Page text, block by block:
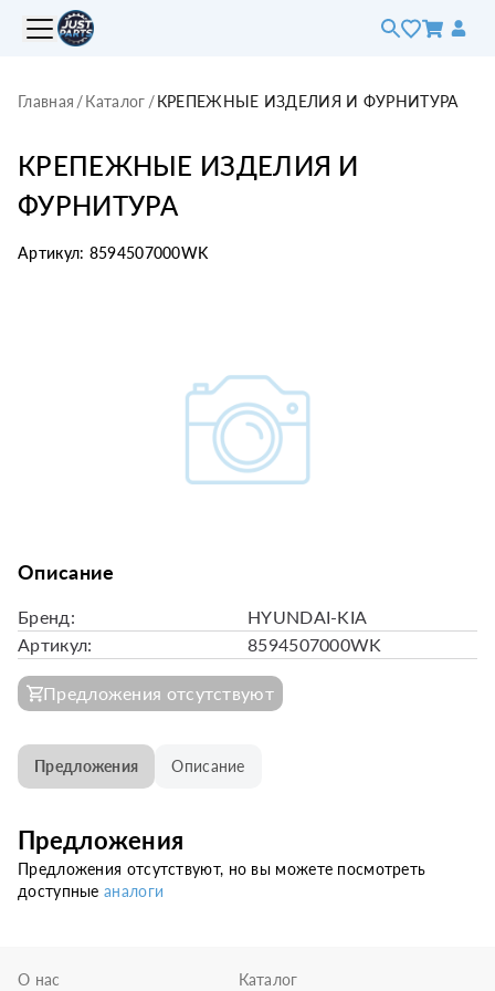
Главная /Каталог /КРЕПЕЖНЫЕ ИЗДЕЛИЯ И ФУРНИТУРА
КРЕПЕЖНЫЕ ИЗДЕЛИЯ И
ФУРНИТУРА
Артикул: 8594507000WK
Описание
Бренд:
HYUNDAI-KIA
Артикул:
8594507000WK
Предложения отсутствуют
Предложения Описание
Предложения
Предложения отсутствуют, но вы можете посмотреть
доступныеаналоги
О нас
Каталог